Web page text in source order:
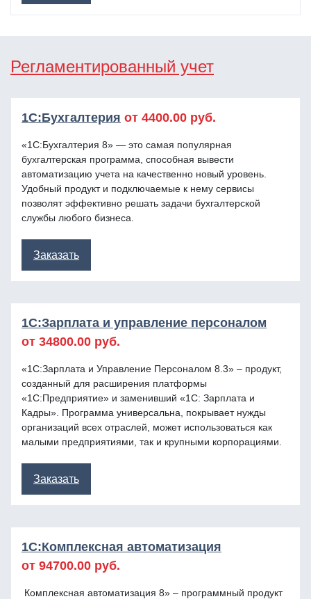
Регламентированный учет
1С:Бухгалтерия от 4400.00 руб.
«1C:Бухгалтерия 8» — это самая популярная
бухгалтерская программа, способная вывести
автоматизацию учета на качественно новый уровень.
Удобный продукт и подключаемые к нему сервисы
позволят эффективно решать задачи бухгалтерской
службы любого бизнеса.
Заказать
1C:Зарплата и управление персоналом
от 34800.00 руб.
«1С:Зарплата и Управление Персоналом 8.3» – продукт,
созданный для расширения платформы
«1С:Предприятие» и заменивший «1С: Зарплата и
Кадры». Программа универсальна, покрывает нужды
организаций всех отраслей, может использоваться как
малыми предприятиями, так и крупными корпорациями.
Заказать
1C:Комплексная автоматизация
от 94700.00 руб.
Комплексная автоматизация 8» – программный продукт